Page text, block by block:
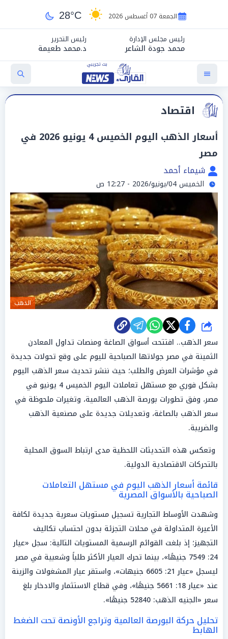
الجمعة 07 أغسطس 2026 28°C
رئيس مجلس الإدارة
محمد جودة الشاعر
رئيس التحرير
د.محمد طعيمة
اقتصاد
أسعار الذهب اليوم الخميس 4 يونيو 2026 في
مصر
شيماء أحمد
الخميس 04/يونيو/2026 - 12:27 ص
الذهب
شارك
سعر الذهب.. افتتحت أسواق الصاغة ومنصات تداول المعادن
الثمينة في مصر جولاتها الصباحية لليوم على وقع تحولات جديدة
في مؤشرات العرض والطلب؛ حيث ننشر تحديث سعر الذهب اليوم
بشكل فوري مع مستهل تعاملات اليوم الخميس 4 يونيو في
مصر، وفق تطورات بورصة الذهب العالمية، وتغيرات ملحوظة في
سعر الذهب بالصاغة، وتعديلات جديدة على مصنعية الذهب
والضريبة.
وتعكس هذه التحديثات اللحظية مدى ارتباط السوق المحلية
بالتحركات الاقتصادية الدولية.
قائمة أسعار الذهب اليوم في مستهل التعاملات
الصباحية بالأسواق المصرية
وشهدت الأوساط التجارية تسجيل مستويات سعرية جديدة لكافة
الأعيرة المتداولة في محلات التجزئة بدون احتساب تكاليف
التجهيز؛ إذ بلغت القوائم الرسمية المستويات التالية: سجل «عيار
24: 7549 جنيهًا»، بينما تحرك العيار الأكثر طلباً وشعبية في مصر
ليسجل «عيار 21: 6605 جنيهات»، واستقر عيار المشغولات والزينة
عند «عيار 18: 5661 جنيهًا»، وفي قطاع الاستثمار والادخار بلغ
سعر «الجنيه الذهب: 52840 جنيهًا».
تحليل حركة البورصة العالمية وتراجع الأونصة تحت الضغط
الهابط